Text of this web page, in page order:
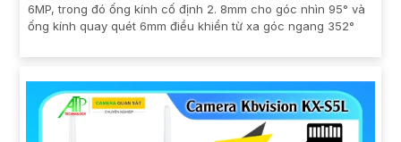
6MP, trong đó ống kính cố định 2. 8mm cho góc nhìn 95° và
ống kính quay quét 6mm điều khiển từ xa góc ngang 352°